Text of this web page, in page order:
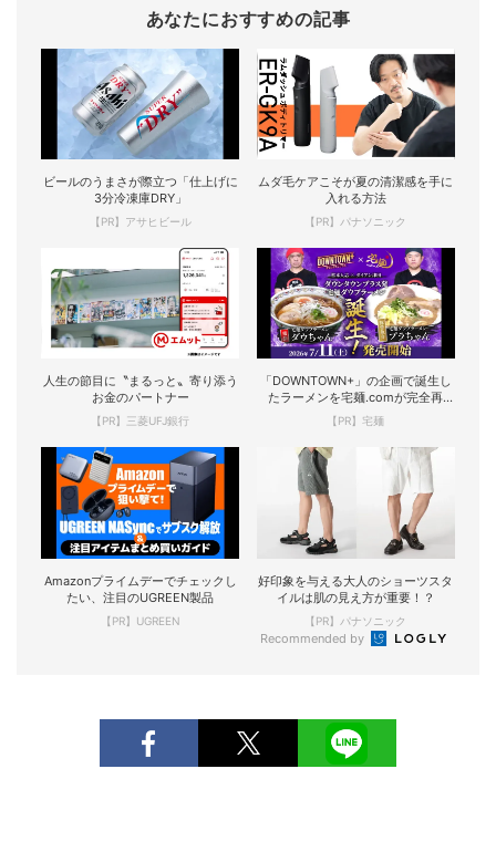
あなたにおすすめの記事
ビールのうまさが際立つ「仕上げに
3分冷凍庫DRY」
【PR】アサヒビール
ムダ毛ケアこそが夏の清潔感を手に
入れる方法
【PR】パナソニック
人生の節目に〝まるっと〟寄り添う
お金のパートナー
【PR】三菱UFJ銀行
「DOWNTOWN+」の企画で誕生し
たラーメンを宅麺.comが完全再
現！
【PR】宅麺
Amazonプライムデーでチェックし
たい、注目のUGREEN製品
【PR】UGREEN
好印象を与える大人のショーツスタ
イルは肌の見え方が重要！？
【PR】パナソニック
Recommended by